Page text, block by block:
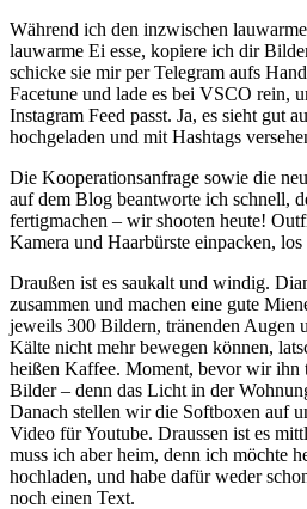
Während ich den inzwischen
lauwarme Ei esse, kopiere ich dir
schicke sie mir per Telegram aufs
Facetune und lade es bei VSCO rein,
Instagram Feed passt. Ja, es sieht gut
hochgeladen und mit Hashtags
Die Kooperationsanfrage sowie die
auf dem Blog beantworte ich schnell,
fertigmachen – wir shooten heute!
Kamera und Haarbürste einpacken, los
Draußen ist es saukalt und windig.
zusammen und machen eine gute
jeweils 300 Bildern, tränenden Augen
Kälte nicht mehr bewegen können,
heißen Kaffee. Moment, bevor wir ihn
Bilder – denn das Licht in der
Danach stellen wir die Softboxen auf
Video für Youtube. Draussen ist es
muss ich aber heim, denn ich möchte
hochladen, und habe dafür weder
noch einen Text.